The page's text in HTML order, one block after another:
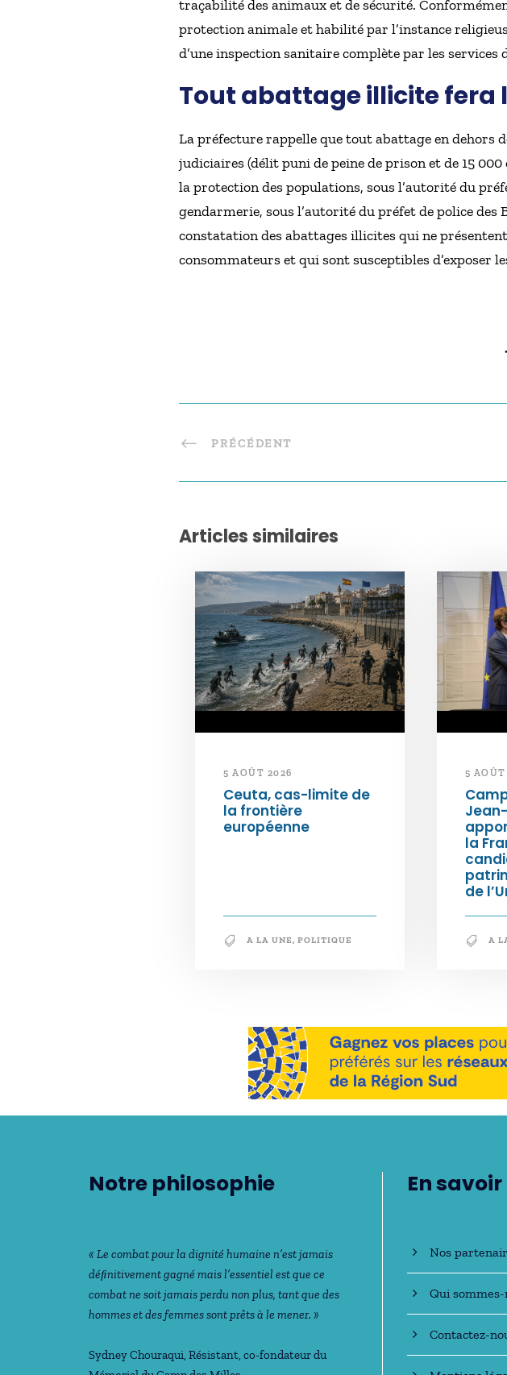
traçabilité des animaux et de sécurité.
protection animale et habilité par l’instance
d’une inspection sanitaire complète par les services
Tout abattage illicite fera
La préfecture rappelle que tout abattage en dehors
judiciaires (délit puni de peine de prison et de 15
la protection des populations, sous l’autorité du
gendarmerie, sous l’autorité du préfet de police
constatation des abattages illicites qui ne
consommateurs et qui sont susceptibles d’exposer
PRÉCÉDENT
Articles similaires
5 AOÛT 2026
Ceuta, cas-limite de
la frontière
européenne
A LA UNE, POLITIQUE
5
la
de
A
Notre philosophie
« Le combat pour la dignité humaine n’est jamais
déﬁnitivement gagné mais l’essentiel est que ce
combat ne soit jamais perdu non plus, tant que des
hommes et des femmes sont prêts à le mener. »
Sydney Chouraqui, Résistant, co-fondateur du
En savoir
Nos
Qui sommes-
Contactez-